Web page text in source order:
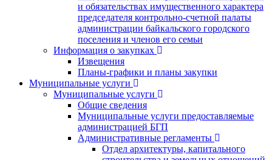
и обязательствах имущественного характера
председателя контрольно-счетной палаты
администрации байкальского городского
поселения и членов его семьи
Информация о закупках
Извещения
Планы-графики и планы закупки
Муниципальные услуги
Муниципальные услуги
Общие сведения
Муниципальные услуги предоставляемые
администрацией БГП
Административные регламенты
Отдел архитектуры, капитального